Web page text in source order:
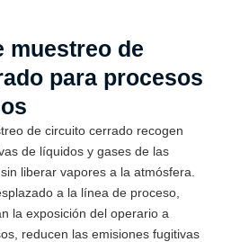
muestreo de
para procesos
de circuito cerrado recogen
de líquidos y gases de las
liberar vapores a la atmósfera.
a la línea de proceso,
la exposición del operario a
reducen las emisiones fugitivas